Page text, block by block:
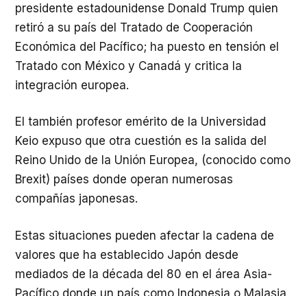
presidente estadounidense Donald Trump quien
retiró a su país del Tratado de Cooperación
Económica del Pacífico; ha puesto en tensión el
Tratado con México y Canadá y critica la
integración europea.
El también profesor emérito de la Universidad
Keio expuso que otra cuestión es la salida del
Reino Unido de la Unión Europea, (conocido como
Brexit) países donde operan numerosas
compañías japonesas.
Estas situaciones pueden afectar la cadena de
valores que ha establecido Japón desde
mediados de la década del 80 en el área Asia-
Pacífico donde un país como Indonesia o Malasia